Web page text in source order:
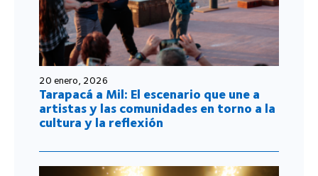
20 enero, 2026
Tarapacá a Mil: El escenario que une a
artistas y las comunidades en torno a la
cultura y la reflexión